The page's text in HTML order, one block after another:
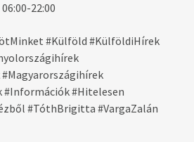
22:00
#Külföld #KülföldiHírek
#Információk #Hitelesen
#TóthBrigitta #VargaZalán